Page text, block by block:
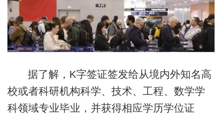
据了解，K字签证签发给从境内外知名高
校或者科研机构科学、技术、工程、数学学
科领域专业毕业，并获得相应学历学位证